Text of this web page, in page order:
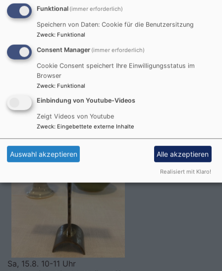
So, 9.8. 18-19 Uhr
Meditativer Waldspaziergang im Klosterholz
Ohne Ort
Sa, 15.8. 10-11 Uhr
Funktional (immer erforderlich)
Speichern von Daten: Cookie für die Benutzersitzung
Zweck: Funktional
Consent Manager (immer erforderlich)
Cookie Consent speichert Ihre Einwilligungsstatus im
Browser
Zweck: Funktional
Einbindung von Youtube-Videos
Zeigt Videos von Youtube
Zweck: Eingebettete externe Inhalte
Auswahl akzeptieren Alle akzeptieren
Realisiert mit Klaro!